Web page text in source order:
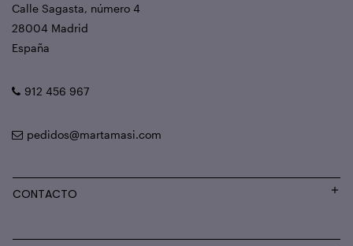
Calle Sagasta, número 4
28004 Madrid
España
912 456 967
pedidos@martamasi.com
CONTACTO